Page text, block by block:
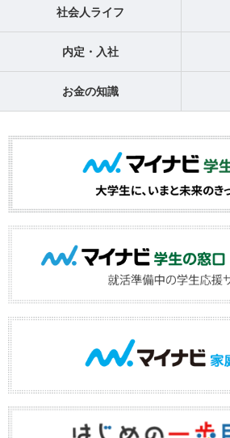
社会人ライフ
内定・入社
お金の知識